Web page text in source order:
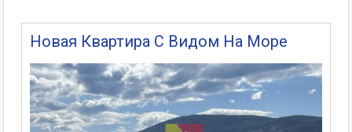
Новая Квартира С Видом На Море